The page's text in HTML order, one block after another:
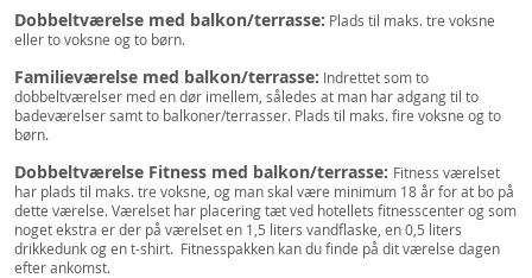
Dobbeltværelse med balkon/terrasse: Plads til maks. tre voksne
eller to voksne og to børn.
Familieværelse med balkon/terrasse: Indrettet som to
dobbeltværelser med en dør imellem, således at man har adgang til to
badeværelser samt to balkoner/terrasser. Plads til maks. fire voksne og to
børn.
Dobbeltværelse Fitness med balkon/terrasse: Fitness værelset
har plads til maks. tre voksne, og man skal være minimum 18 år for at bo på
dette værelse. Værelset har placering tæt ved hotellets fitnesscenter og som
noget ekstra er der på værelset en 1,5 liters vandflaske, en 0,5 liters
drikkedunk og en t-shirt. Fitnesspakken kan du finde på dit værelse dagen
efter ankomst.